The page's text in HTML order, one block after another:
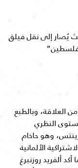
يُصار إلى نقل فيلق
فلسطين”
العلاقة، وبالطبع
النظري
وهو حاخام
الألمانية
ألفريد روزنبرغ